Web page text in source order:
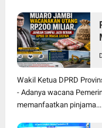
Wakil Ketua DPRD
- Adanya wacana
memanfaatkan pinjama...